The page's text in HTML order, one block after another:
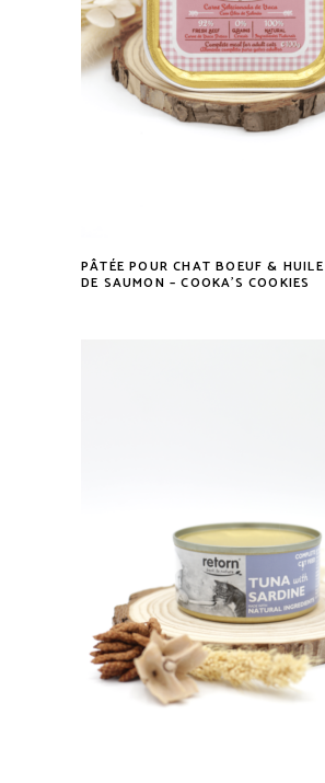
PÂTÉE POUR CHAT BOEUF & HUILE
DE SAUMON – COOKA’S COOKIES